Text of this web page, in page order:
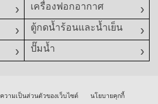
เครื่องฟอกอากาศ
ตู้กดน้ำร้อนและน้ำเย็น
ปั๊มน้ำ
วามเป็นส่วนตัวของเว็บไซต์ นโยบายคุกกี้